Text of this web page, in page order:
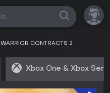
CONTRACTS 2
Xbox One & Xbox